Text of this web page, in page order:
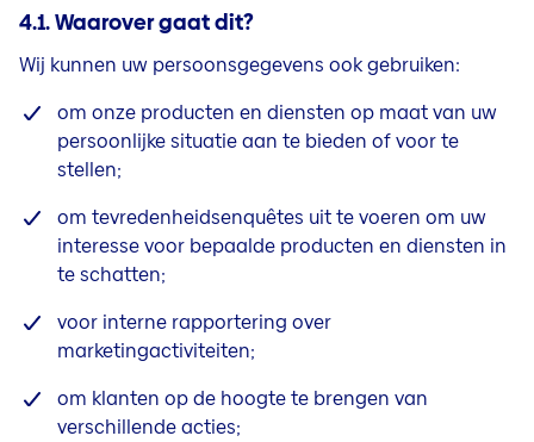
4.1. Waarover gaat dit?
Wij kunnen uw persoonsgegevens ook gebruiken:
om onze producten en diensten op maat van uw
persoonlijke situatie aan te bieden of voor te
stellen;
om tevredenheidsenquêtes uit te voeren om uw
interesse voor bepaalde producten en diensten in
te schatten;
voor interne rapportering over
marketingactiviteiten;
om klanten op de hoogte te brengen van
verschillende acties;